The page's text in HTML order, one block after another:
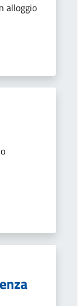
alloggio